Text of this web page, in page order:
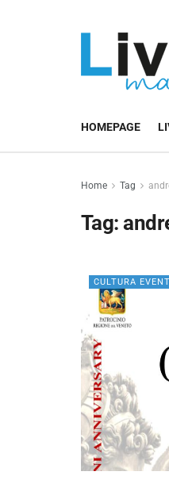
HOMEPAGE
Home Tag
Tag:
CULTURA